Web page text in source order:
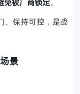
、保持可控，是战
景